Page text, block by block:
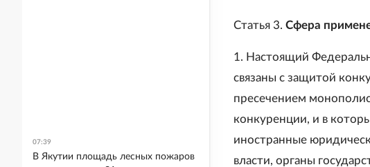
Статья 3. Сфера
1. Настоящий
связаны с защитой
пресечением
конкуренции, и в
иностранные
власти, органы
07:39
В Якутии площадь лесных пожаров